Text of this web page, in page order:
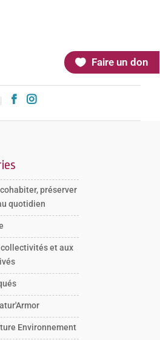
Faire un don
 
préserver
quotidien
et aux
Environnement